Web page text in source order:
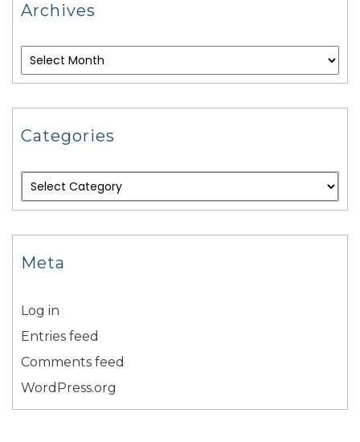
Archives
Categories
Meta
Log in
Entries feed
Comments feed
WordPress.org